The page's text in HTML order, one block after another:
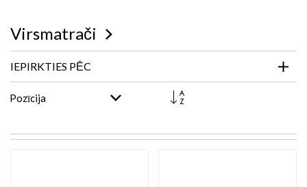
Virsmatrači
IEPIRKTIES PĒC
Iestatīt